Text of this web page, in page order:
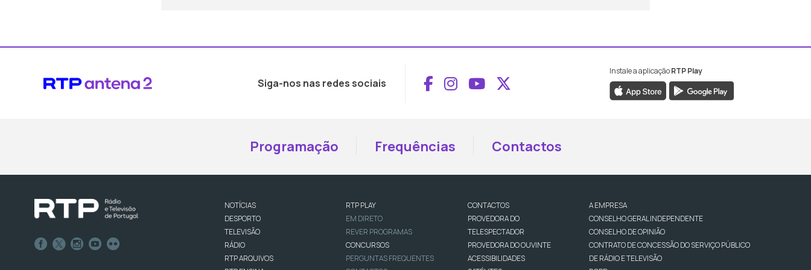
Siga-nos nas redes sociais Aceder ao Facebook da RTP Antena 2
Aceder ao Instagram da RTP Antena 2
Aceder ao YouTube da RTP Antena 2
Aceder ao X da RTP Antena 2
Instale a aplicaçãoRTP Play
Programação Frequências Contactos
NOTÍCIAS
DESPORTO
TELEVISÃO
RÁDIO
RTP ARQUIVOS
RTP PLAY
EM DIRETO
REVER PROGRAMAS
CONCURSOS
PERGUNTAS FREQUENTES
CONTACTOS
PROVEDORA DO
TELESPECTADOR
PROVEDORA DO OUVINTE
ACESSIBILIDADES
A EMPRESA
CONSELHO GERAL INDEPENDENTE
CONSELHO DE OPINIÃO
CONTRATO DE CONCESSÃO DO SERVIÇO PÚBLICO
DE RÁDIO E TELEVISÃO